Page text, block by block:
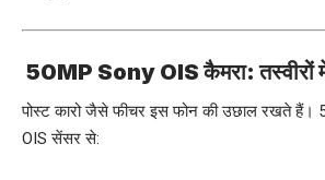
50MP Sony OIS कैमरा: तस्वीरों में
पोस्ट कारो जैसे फीचर इस फोन की उछाल रखते हैं।
OIS सेंसर से: